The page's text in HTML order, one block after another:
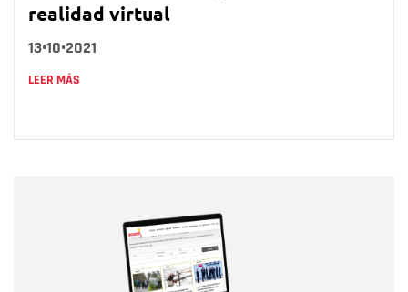
realidad virtual
13•10•2021
LEER MÁS
Correo electrónico